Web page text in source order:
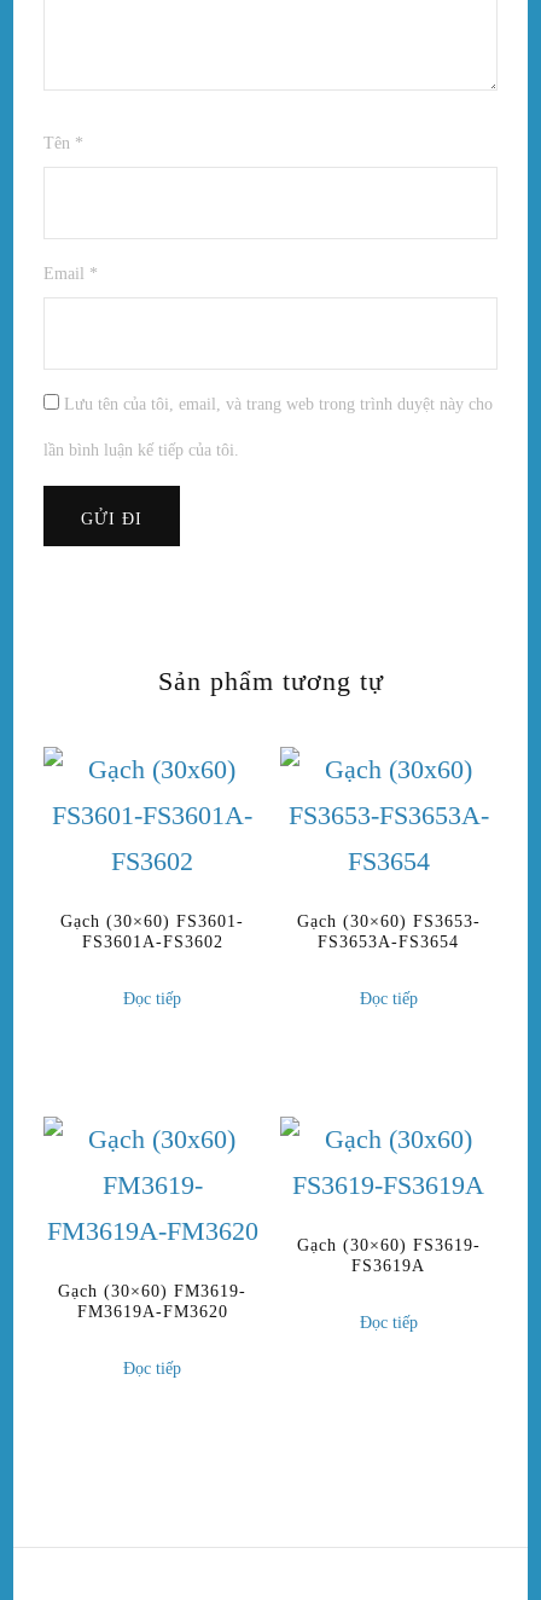
Tên *
Email *
Lưu tên của tôi, email, và trang web trong trình duyệt này cho
lần bình luận kế tiếp của tôi.
Sản phẩm tương tự
Gạch (30×60) FS3601-
FS3601A-FS3602
Đọc tiếp
Gạch (30×60) FS3653-
FS3653A-FS3654
Đọc tiếp
Gạch (30×60) FM3619-
FM3619A-FM3620
Đọc tiếp
Gạch (30×60) FS3619-
FS3619A
Đọc tiếp